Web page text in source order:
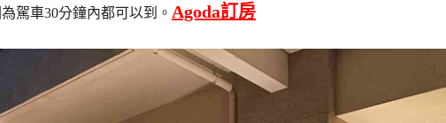
駕車30分鐘內都可以到。 Agoda訂房